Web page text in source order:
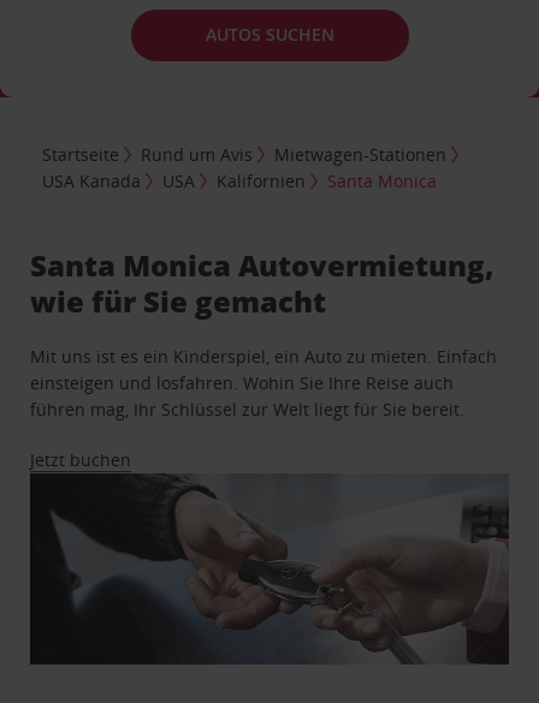
AUTOS SUCHEN
Startseite Rund um Avis
Mietwagen-Stationen
USA Kanada
USA Kalifornien Santa Monica
Santa Monica Autovermietung,
wie für Sie gemacht
Mit uns ist es ein Kinderspiel, ein Auto zu mieten. Einfach
einsteigen und losfahren. Wohin Sie Ihre Reise auch
führen mag, Ihr Schlüssel zur Welt liegt für Sie bereit.
Jetzt buchen